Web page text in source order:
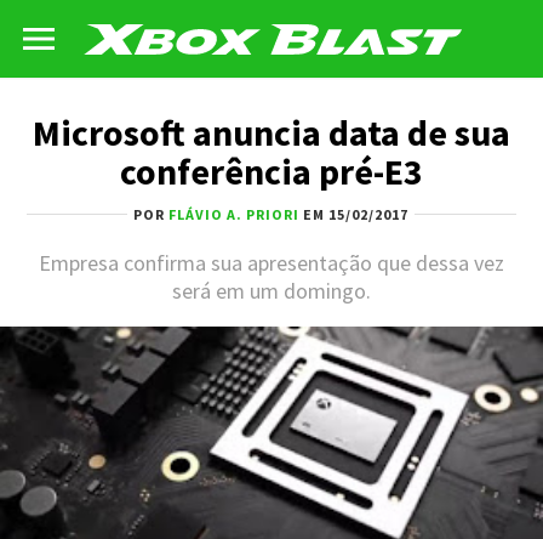
Microsoft anuncia data de sua
conferência pré-E3
POR FLÁVIO A. PRIORI EM 15/02/2017
Empresa confirma sua apresentação que dessa vez
será em um domingo.